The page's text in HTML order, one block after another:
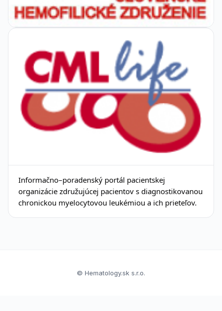
Informačno–poradenský portál pacientskej
organizácie združujúcej pacientov s diagnostikovanou
chronickou myelocytovou leukémiou a ich prieteľov.
© Hematology.sk s.r.o.